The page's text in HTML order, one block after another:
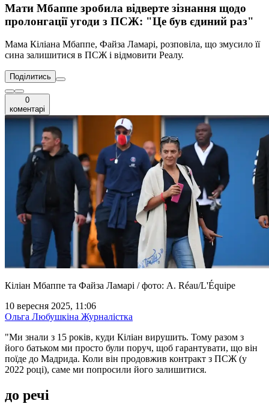
Мати Мбаппе зробила відверте зізнання щодо
пролонгації угоди з ПСЖ: "Це був єдиний раз"
Мама Кіліана Мбаппе, Файза Ламарі, розповіла, що змусило її
сина залишитися в ПСЖ і відмовити Реалу.
Поділитись
0
коментарі
Кіліан Мбаппе та Файза Ламарі / фото: A. Réau/L'Équipe
10 вересня 2025, 11:06
Ольга Любушкіна Журналістка
"Ми знали з 15 років, куди Кіліан вирушить. Тому разом з
його батьком ми просто були поруч, щоб гарантувати, що він
поїде до Мадрида. Коли він продовжив контракт з ПСЖ (у
2022 році), саме ми попросили його залишитися.
до речі